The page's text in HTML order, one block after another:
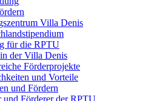
Villa Denis
für die RPTU
der Villa Denis
Förderprojekte
und Vorteile
und Fördern
und Förderer der RPTU